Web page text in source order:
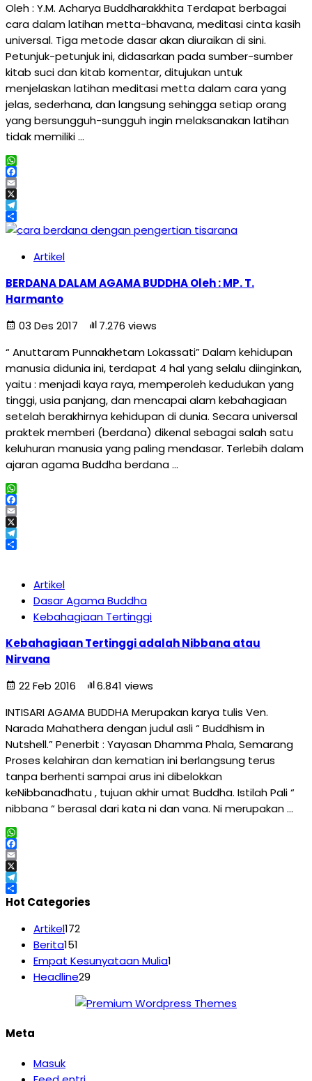
Oleh : Y.M. Acharya Buddharakkhita Terdapat berbagai
cara dalam latihan metta-bhavana, meditasi cinta kasih
universal. Tiga metode dasar akan diuraikan di sini.
Petunjuk-petunjuk ini, didasarkan pada sumber-sumber
kitab suci dan kitab komentar, ditujukan untuk
menjelaskan latihan meditasi metta dalam cara yang
jelas, sederhana, dan langsung sehingga setiap orang
yang bersungguh-sungguh ingin melaksanakan latihan
tidak memiliki …
WhatsApp
Facebook
Email
X
Telegram
Share
Artikel
BERDANA DALAM AGAMA BUDDHA Oleh : MP. T.
Harmanto
03 Des 2017
7.276 views
“ Anuttaram Punnakhetam Lokassati” Dalam kehidupan
manusia didunia ini, terdapat 4 hal yang selalu diinginkan,
yaitu : menjadi kaya raya, memperoleh kedudukan yang
tinggi, usia panjang, dan mencapai alam kebahagiaan
setelah berakhirnya kehidupan di dunia. Secara universal
praktek memberi (berdana) dikenal sebagai salah satu
keluhuran manusia yang paling mendasar. Terlebih dalam
ajaran agama Buddha berdana …
WhatsApp
Facebook
Email
X
Telegram
Artikel
Dasar Agama Buddha
Kebahagiaan Tertinggi
Kebahagiaan Tertinggi adalah Nibbana atau
Nirvana
22 Feb 2016
6.841 views
INTISARI AGAMA BUDDHA Merupakan karya tulis Ven.
Narada Mahathera dengan judul asli “ Buddhism in
Nutshell.” Penerbit : Yayasan Dhamma Phala, Semarang
Proses kelahiran dan kematian ini berlangsung terus
tanpa berhenti sampai arus ini dibelokkan
keNibbanadhatu , tujuan akhir umat Buddha. Istilah Pali “
nibbana “ berasal dari kata ni dan vana. Ni merupakan …
WhatsApp
Facebook
Email
X
Telegram
Share
Hot Categories
Artikel172
Berita151
Empat Kesunyataan Mulia1
Headline29
Meta
Masuk